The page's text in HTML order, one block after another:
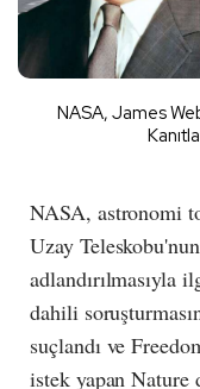
NASA, James
NASA, astronomi
Uzay
adlandırılmasıyla
dahili
suçlandı ve
istek yapan Nature